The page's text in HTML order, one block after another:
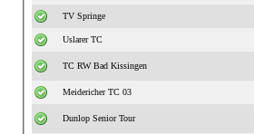
TV Springe
Uslarer TC
TC RW Bad Kissingen
Meidericher TC 03
Dunlop Senior Tour